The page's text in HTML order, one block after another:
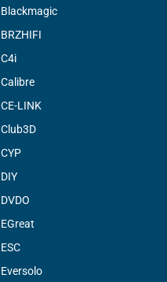
Blackmagic
BRZHIFI
C4i
Calibre
CE-LINK
Club3D
CYP
DIY
DVDO
EGreat
ESC
Eversolo